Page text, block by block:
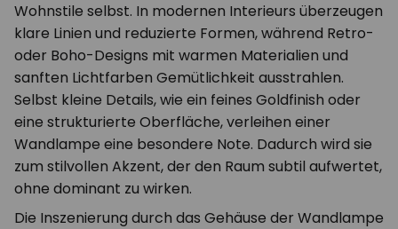
Wohnstile selbst. In modernen Interieurs überzeugen
klare Linien und reduzierte Formen, während Retro-
oder Boho-Designs mit warmen Materialien und
sanften Lichtfarben Gemütlichkeit ausstrahlen.
Selbst kleine Details, wie ein feines Goldfinish oder
eine strukturierte Oberfläche, verleihen einer
Wandlampe eine besondere Note. Dadurch wird sie
zum stilvollen Akzent, der den Raum subtil aufwertet,
ohne dominant zu wirken.
Die Inszenierung durch das Gehäuse der Wandlampe